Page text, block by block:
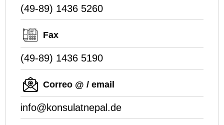
(49-89) 1436 5260
Fax
(49-89) 1436 5190
Correo @ / email
info@konsulatnepal.de